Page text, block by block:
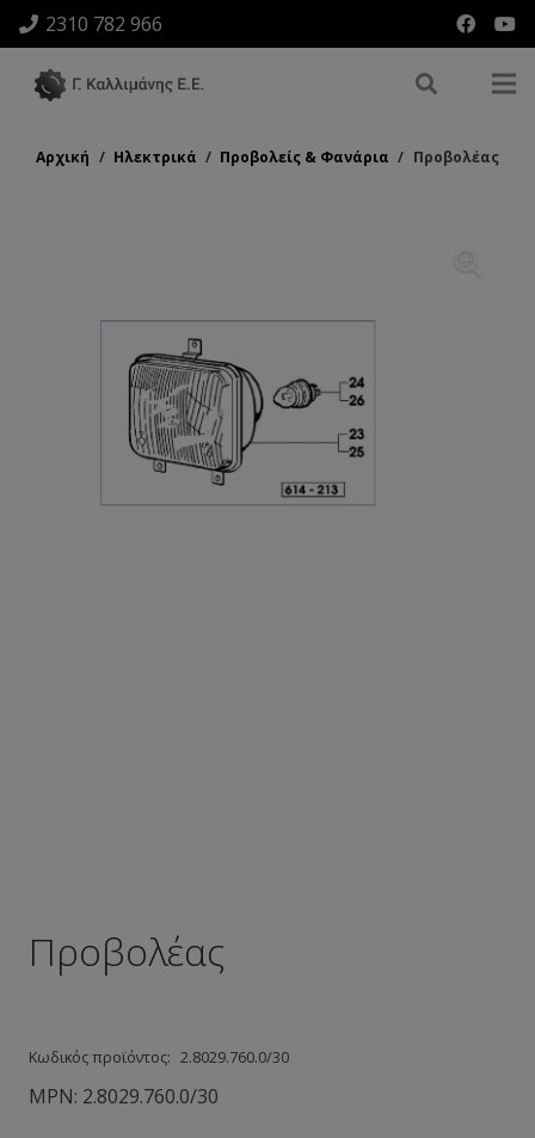
2310 782 966
Αρχική / Ηλεκτρικά / Προβολείς & Φανάρια / Προβολέας
Προβολέας
Κωδικός προϊόντος: 2.8029.760.0/30
MPN: 2.8029.760.0/30